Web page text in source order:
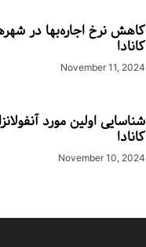
کاهش نرخ اجاره‌بها در
کانادا
November 11, 2024
شناسایی اولین مورد
کانادا
November 10, 2024